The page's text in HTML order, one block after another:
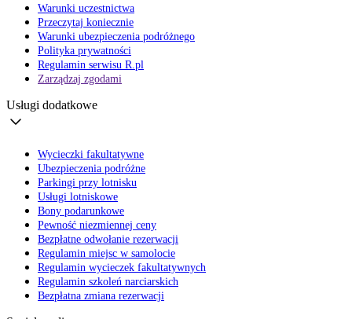
Warunki uczestnictwa
Przeczytaj koniecznie
Warunki ubezpieczenia podróżnego
Polityka prywatności
Regulamin serwisu R.pl
Zarządzaj zgodami
Usługi dodatkowe
Wycieczki fakultatywne
Ubezpieczenia podróżne
Parkingi przy lotnisku
Usługi lotniskowe
Bony podarunkowe
Pewność niezmiennej ceny
Bezpłatne odwołanie rezerwacji
Regulamin miejsc w samolocie
Regulamin wycieczek fakultatywnych
Regulamin szkoleń narciarskich
Bezpłatna zmiana rezerwacji